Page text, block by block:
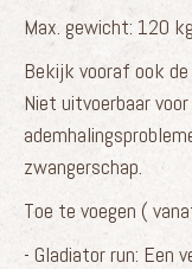
Max. gewicht: 120
Bekijk vooraf ook
Niet uitvoerbaar
zwangerschap.
Toe te voegen (
- Gladiator run: Een